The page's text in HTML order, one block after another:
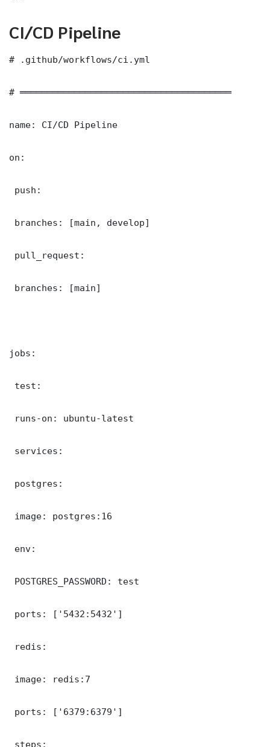
CI/CD Pipeline
# .github/workflows/ci.yml
# ═══════════════════════════════════════
name: CI/CD Pipeline
on:
push:
branches: [main, develop]
pull_request:
branches: [main]
jobs:
test:
runs-on: ubuntu-latest
services:
postgres:
image: postgres:16
env:
POSTGRES_PASSWORD: test
ports: ['5432:5432']
redis:
image: redis:7
ports: ['6379:6379']
steps: